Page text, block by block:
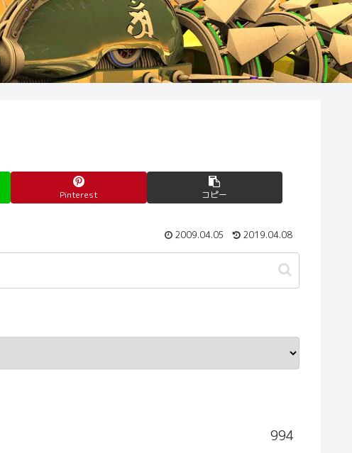
Pinterest コピー
2009.04.05 2019.04.08
994